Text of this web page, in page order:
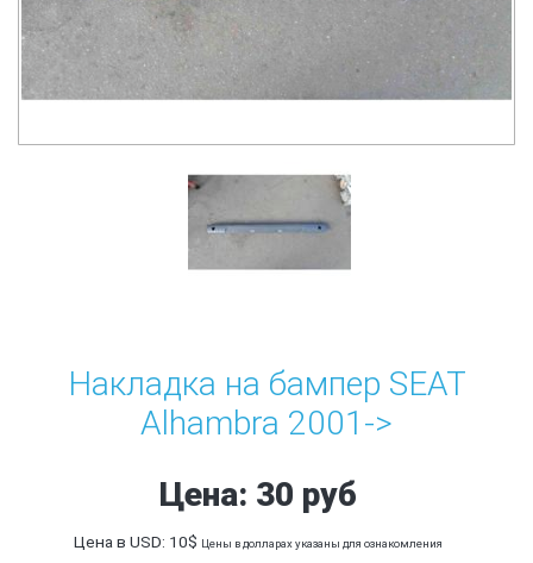
Накладка на бампер SEAT
Alhambra 2001->
Цена: 30 руб
Цена в USD: 10$ Цены в долларах указаны для ознакомления